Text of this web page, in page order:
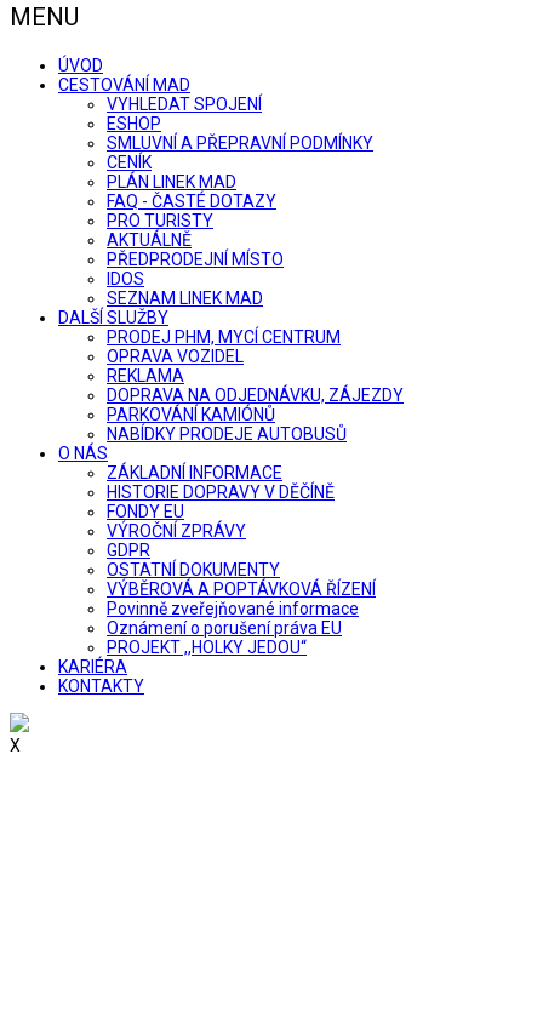
MENU
ÚVOD
CESTOVÁNÍ MAD
VYHLEDAT SPOJENÍ
ESHOP
SMLUVNÍ A PŘEPRAVNÍ PODMÍNKY
CENÍK
PLÁN LINEK MAD
FAQ - ČASTÉ DOTAZY
PRO TURISTY
AKTUÁLNĚ
PŘEDPRODEJNÍ MÍSTO
IDOS
SEZNAM LINEK MAD
DALŠÍ SLUŽBY
PRODEJ PHM, MYCÍ CENTRUM
OPRAVA VOZIDEL
REKLAMA
DOPRAVA NA ODJEDNÁVKU, ZÁJEZDY
PARKOVÁNÍ KAMIÓNŮ
NABÍDKY PRODEJE AUTOBUSŮ
O NÁS
ZÁKLADNÍ INFORMACE
HISTORIE DOPRAVY V DĚČÍNĚ
FONDY EU
VÝROČNÍ ZPRÁVY
GDPR
OSTATNÍ DOKUMENTY
VÝBĚROVÁ A POPTÁVKOVÁ ŘÍZENÍ
Povinně zveřejňované informace
Oznámení o porušení práva EU
PROJEKT ,,HOLKY JEDOU“
KARIÉRA
KONTAKTY
X